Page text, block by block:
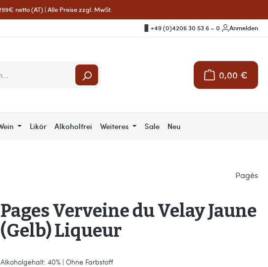
netto (AT) | Alle Preise zzgl. MwSt.
+49 (0)4206 30 53 6 – 0 Anmelden
0,00 €
Warenkorb
Likör Alkoholfrei Weiteres Sale Neu
Pagès
Pages Verveine du Velay Jaune
(Gelb) Liqueur
Alkoholgehalt: 40% | Ohne Farbstoff